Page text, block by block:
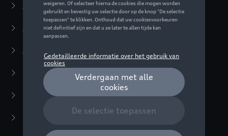
Active Collectie(30)
Audi Sport Collectie(63)
ADUI collectie
F1 Collectie (76)
Miniaturen(22)